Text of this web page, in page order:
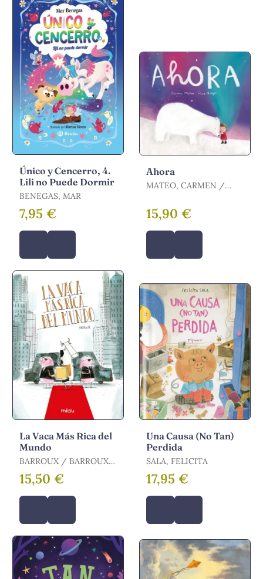
Único y Cencerro, 4.
Lili no Puede Dormir
BENEGAS, MAR
7,95 €
Ahora
MATEO, CARMEN /
15,90 €
La Vaca Más Rica del
Mundo
BARROUX / BARROUX,
STEPHANE
15,50 €
Una Causa (No Tan)
Perdida
SALA, FELICITA
17,95 €